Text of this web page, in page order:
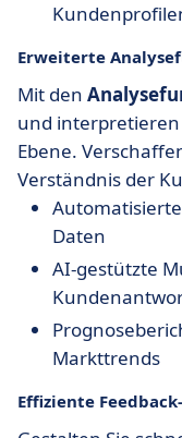
Erweiterte
Mit den
und
Ebene.
Verständnis der
Daten
AI-gestützte
Markttrends
Effiziente